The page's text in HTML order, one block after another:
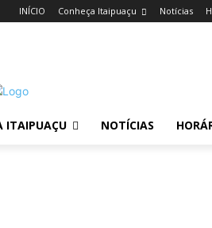
INÍCIO Conheça Itaipuaçu Notícias
ITAIPUAÇU NOTÍCIAS